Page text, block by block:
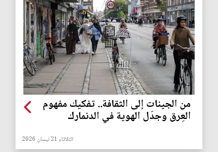
من الجينات إلى الثقافة.. تفكيك مفهوم
العِرق وجدَل الهوية في الدنمارك
الثلاثاء 21 نيسان 2026